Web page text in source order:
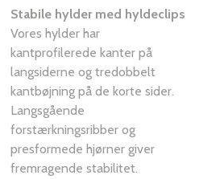
Stabile hylder med hyldeclips
Vores hylder har
kantprofilerede kanter på
langsiderne og tredobbelt
kantbøjning på de korte sider.
Langsgående
forstærkningsribber og
presformede hjørner giver
fremragende stabilitet.